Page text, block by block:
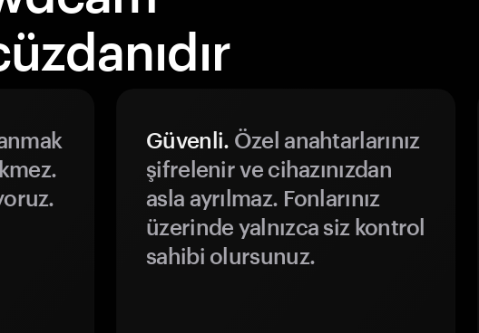
Güvenli. Özel anahtarlarınız
şifrelenir ve cihazınızdan
asla ayrılmaz. Fonlarınız
üzerinde yalnızca siz kontrol
sahibi olursunuz.